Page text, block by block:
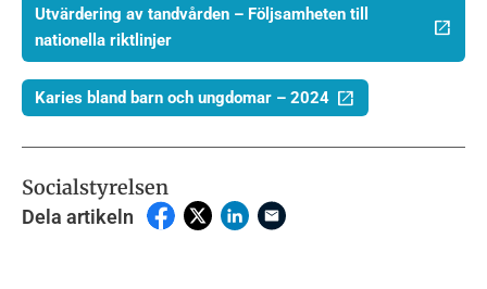
Utvärdering av tandvården – Följsamheten till
nationella riktlinjer
Karies bland barn och ungdomar – 2024
Socialstyrelsen
Dela artikeln